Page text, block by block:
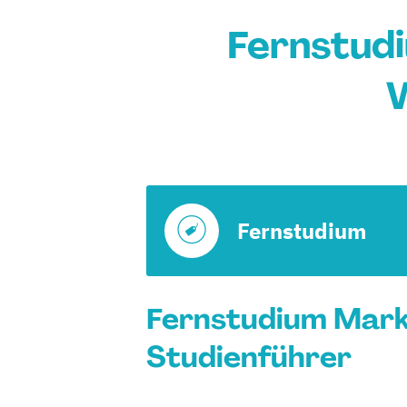
Fernstudium
Fernstudium
Studienführer